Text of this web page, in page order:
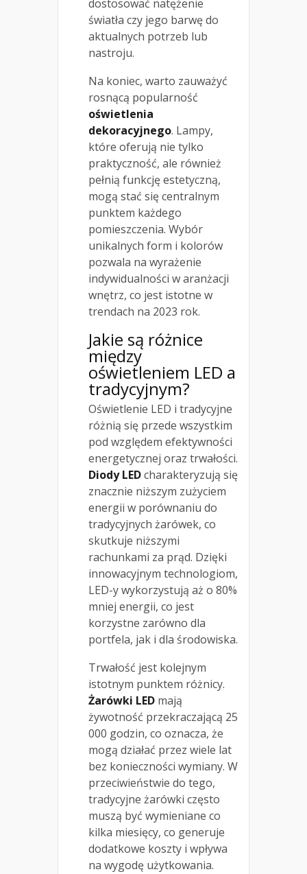
dostosować natężenie
światła czy jego barwę do
aktualnych potrzeb lub
nastroju.
Na koniec, warto zauważyć
rosnącą popularność
oświetlenia
dekoracyjnego. Lampy,
które oferują nie tylko
praktyczność, ale również
pełnią funkcję estetyczną,
mogą stać się centralnym
punktem każdego
pomieszczenia. Wybór
unikalnych form i kolorów
pozwala na wyrażenie
indywidualności w aranżacji
wnętrz, co jest istotne w
trendach na 2023 rok.
Jakie są różnice
między
oświetleniem LED a
tradycyjnym?
Oświetlenie LED i tradycyjne
różnią się przede wszystkim
pod względem efektywności
energetycznej oraz trwałości.
Diody LEDcharakteryzują się
znacznie niższym zużyciem
energii w porównaniu do
tradycyjnych żarówek, co
skutkuje niższymi
rachunkami za prąd. Dzięki
innowacyjnym technologiom,
LED-y wykorzystują aż o 80%
mniej energii, co jest
korzystne zarówno dla
portfela, jak i dla środowiska.
Trwałość jest kolejnym
istotnym punktem różnicy.
Żarówki LED mają
żywotność przekraczającą 25
000 godzin, co oznacza, że
mogą działać przez wiele lat
bez konieczności wymiany. W
przeciwieństwie do tego,
tradycyjne żarówki często
muszą być wymieniane co
kilka miesięcy, co generuje
dodatkowe koszty i wpływa
na wygodę użytkowania.